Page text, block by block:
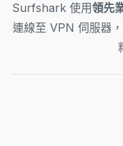
Surfshark 使用領先
連線至 VPN 伺服器